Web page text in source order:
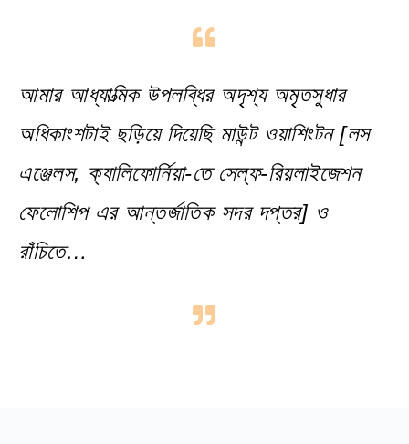
আমার আধ্যাত্মিক উপলব্ধির অদৃশ্য অমৃতসুধার
অধিকাংশটাই ছড়িয়ে দিয়েছি মাউন্ট ওয়াশিংটন [লস
এঞ্জেলস, ক্যালিফোর্নিয়া-তে সেল্ফ-রিয়লাইজেশন
ফেলোশিপ এর আন্তর্জাতিক সদর দপ্তর] ও
রাঁচিতে…